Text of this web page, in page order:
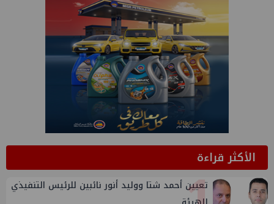
الأكثر قراءة
تعيين أحمد شتا ووليد أنور نائبين للرئيس التنفيذي